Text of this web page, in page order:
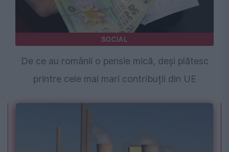
SOCIAL
De ce au românii o pensie mică, deși plătesc
printre cele mai mari contribuții din UE